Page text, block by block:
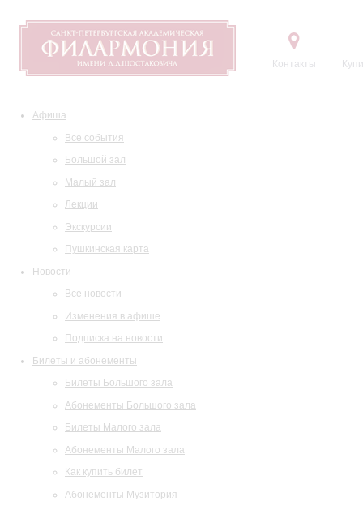
Контакты
Афиша
Все события
Большой зал
Малый зал
Лекции
Экскурсии
Пушкинская карта
Новости
Все новости
Изменения в афише
Подписка на новости
Билеты и абонементы
Билеты Большого зала
Абонементы Большого зала
Билеты Малого зала
Абонементы Малого зала
Как купить билет
Абонементы Музитория